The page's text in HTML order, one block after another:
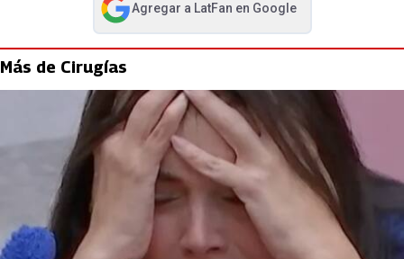
Agregar a LatFan en Google
abre en nueva pestaña
Más de Cirugías